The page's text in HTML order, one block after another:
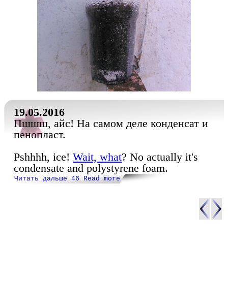
19.05.2016
Пшшш, айс! На самом деле конденсат и
пенопласт.
Pshhhh, ice!Wait, what? No actually it's
condensate and polystyrene foam.
Читать дальше 46 Read more